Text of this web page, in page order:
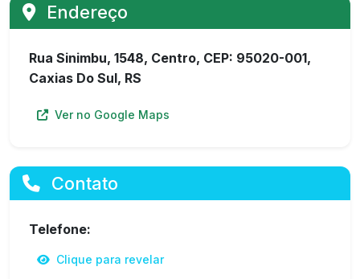
Endereço
Rua Sinimbu, 1548, Centro, CEP: 95020-001,
Caxias Do Sul, RS
Ver no Google Maps
Contato
Telefone:
Clique para revelar